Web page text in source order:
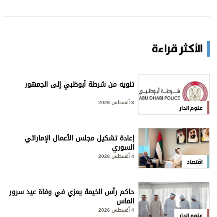
الأكثر قراءة
علوم الدار
تنويه من شرطة أبوظبي إلى الجمهور
اقتصاد
إعادة تشكيل مجلس الأعمال الإماراتي
السوري
4 أغسطس 2026
علوم الدار
حاكم رأس الخيمة يعزي في وفاة عيد سرور
الماس
4 أغسطس 2026